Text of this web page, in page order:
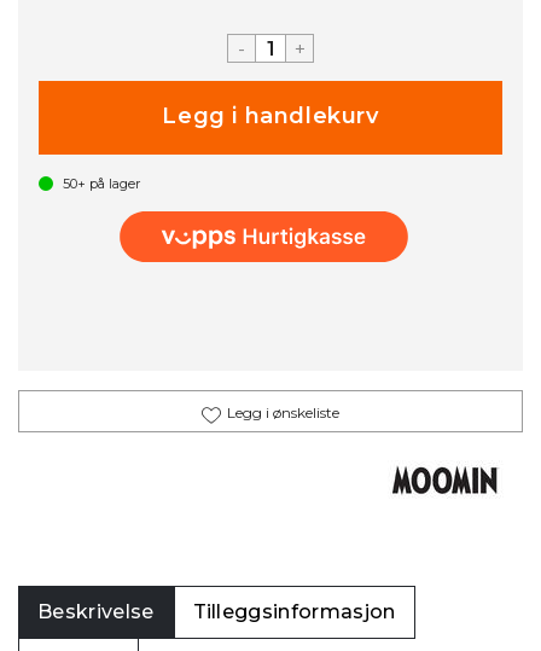
- +
50+ på lager
Legg i ønskeliste
Beskrivelse Tilleggsinformasjon